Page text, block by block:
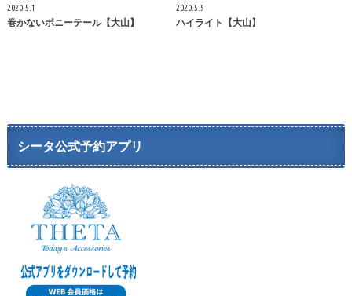
2020.5.1
巻かないポニーテール【大山】
2020.5.5
ハイライト【大山】
シータ公式予約アプリ